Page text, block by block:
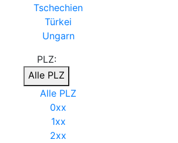
Tschechien
Türkei
Ungarn
PLZ:
Alle PLZ
Alle PLZ
0xx
1xx
2xx